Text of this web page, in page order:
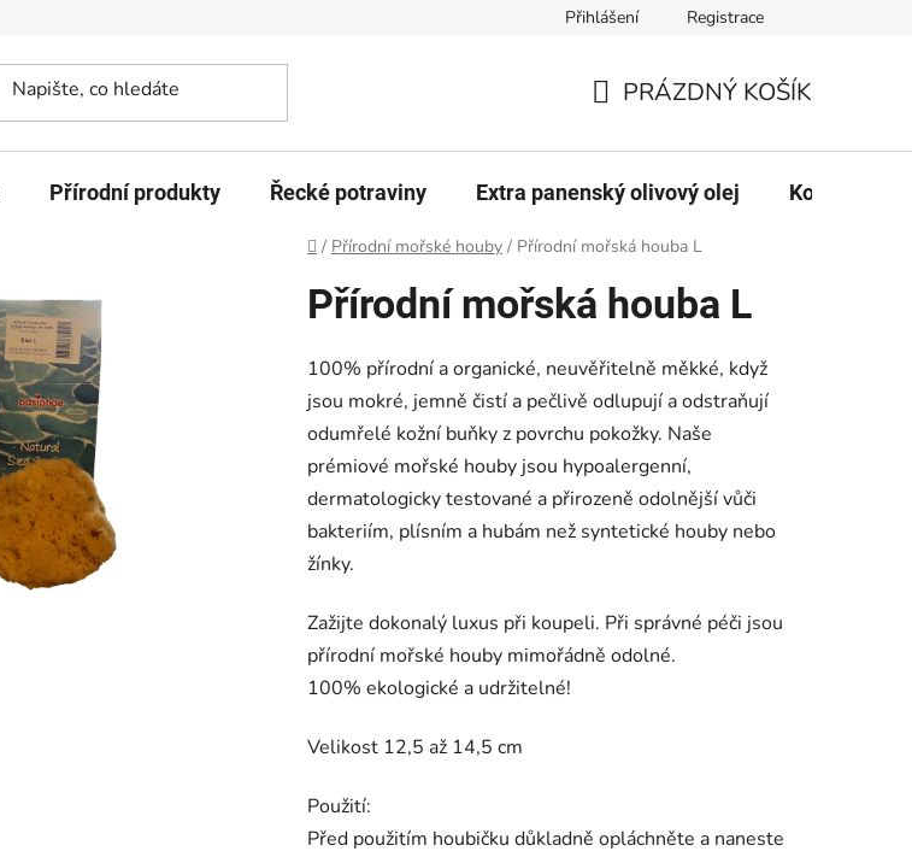
Přihlášení Registrace
KOŠÍK
PRÁZDNÝ KOŠÍK
Přírodní produkty Řecké potraviny Extra panenský olivový olej Kontakty
Domů
/ Přírodní mořské houby / Přírodní mořská houba L
Přírodní mořská houba L
100% přírodní a organické, neuvěřitelně měkké, když
jsou mokré, jemně čistí a pečlivě odlupují a odstraňují
odumřelé kožní buňky z povrchu pokožky. Naše
prémiové mořské houby jsou hypoalergenní,
dermatologicky testované a přirozeně odolnější vůči
bakteriím, plísním a hubám než syntetické houby nebo
žínky.
Zažijte dokonalý luxus při koupeli. Při správné péči jsou
přírodní mořské houby mimořádně odolné.
100% ekologické a udržitelné!
Velikost 12,5 až 14,5 cm
Použití:
Před použitím houbičku důkladně opláchněte a naneste